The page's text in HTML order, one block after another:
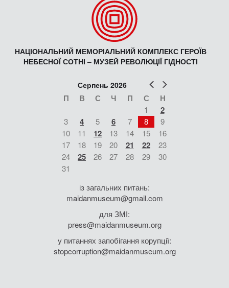
НАЦІОНАЛЬНИЙ МЕМОРІАЛЬНИЙ КОМПЛЕКС ГЕРОЇВ
НЕБЕСНОЇ СОТНІ – МУЗЕЙ РЕВОЛЮЦІЇ ГІДНОСТІ
Попер
Серпень 2026
П В С Ч П С Н
1 2
3 4 5 6 7 8
9
10
11 12 13 14 15
16
17
18 19 20 21 22
23
24
25 26 27 28 29
30
31
із загальних питань:
maidanmuseum@gmail.com
для ЗМІ:
press@maidanmuseum.org
у питаннях запобігання корупції:
stopcorruption@maidanmuseum.org